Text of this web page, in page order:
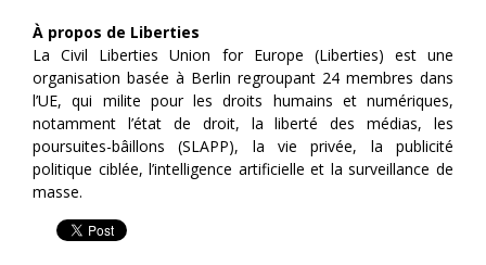
À propos de Liberties
La Civil Liberties Union for Europe (Liberties) est une
organisation basée à Berlin regroupant 24 membres dans
l’UE, qui milite pour les droits humains et numériques,
notamment l’état de droit, la liberté des médias, les
poursuites-bâillons (SLAPP), la vie privée, la publicité
politique ciblée, l’intelligence artificielle et la surveillance de
masse.